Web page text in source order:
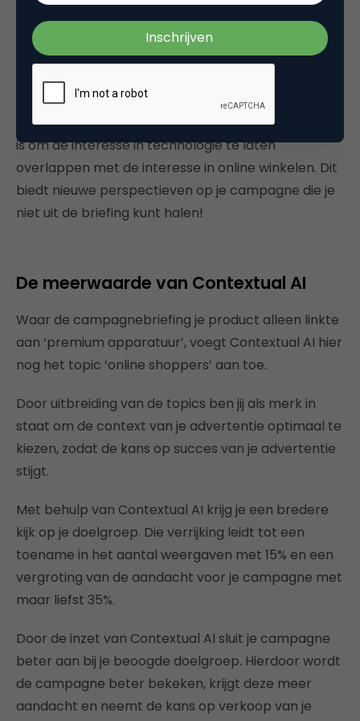
voorbeeld nemen:
Online Deal Shoppers(o.a. Amazon, Black Friday
en Sale)
Via Contextual AI heb je nu ontdekt dat er een kans
is om de interesse in technologie te laten
overlappen met de interesse in online winkelen. Dit
biedt nieuwe perspectieven op je campagne die je
niet uit de briefing kunt halen!
De meerwaarde van Contextual AI
Waar de campagnebriefing je product alleen linkte
aan ‘premium apparatuur’, voegt Contextual AI hier
nog het topic ‘online shoppers’ aan toe.
Door uitbreiding van de topics ben jij als merk in
staat om de context van je advertentie optimaal te
kiezen, zodat de kans op succes van je advertentie
stijgt.
Met behulp van Contextual AI krijg je een bredere
kijk op je doelgroep. Die verrijking leidt tot een
toename in het aantal weergaven met 15% en een
vergroting van de aandacht voor je campagne met
maar liefst 35%.
Door de inzet van Contextual AI sluit je campagne
beter aan bij je beoogde doelgroep. Hierdoor wordt
de campagne beter bekeken, krijgt deze meer
aandacht en neemt de kans op verkoop van je